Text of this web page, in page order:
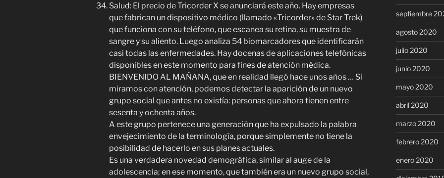
Salud: El precio de Tricorder X se anunciará este año. Hay empresas
que fabrican un dispositivo médico (llamado «Tricorder» de Star Trek)
que funciona con su teléfono, que escanea su retina, su muestra de
sangre y su aliento. Luego analiza 54 biomarcadores que identificarán
casi todas las enfermedades. Hay docenas de aplicaciones telefónicas
disponibles en este momento para fines de atención médica.
BIENVENIDO AL MAÑANA, que en realidad llegó hace unos años … Si
miramos con atención, podemos detectar la aparición de un nuevo
grupo social que antes no existía: personas que ahora tienen entre
sesenta y ochenta años.
A este grupo pertenece una generación que ha expulsado la palabra
envejecimiento de la terminología, porque simplemente no tiene la
posibilidad de hacerlo en sus planes actuales.
Es una verdadera novedad demográfica, similar al auge de la
adolescencia; en ese momento, que también era un nuevo grupo social,
septiembre
agosto 2020
julio 2020
junio 2020
mayo 2020
abril 2020
marzo 2020
febrero 2020
enero 2020